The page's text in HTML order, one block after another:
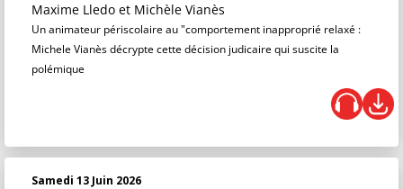
Maxime Lledo et Michèle Vianès
Un animateur périscolaire au "comportement inapproprié relaxé :
Michele Vianès décrypte cette décision judicaire qui suscite la
polémique
Samedi 13 Juin 2026